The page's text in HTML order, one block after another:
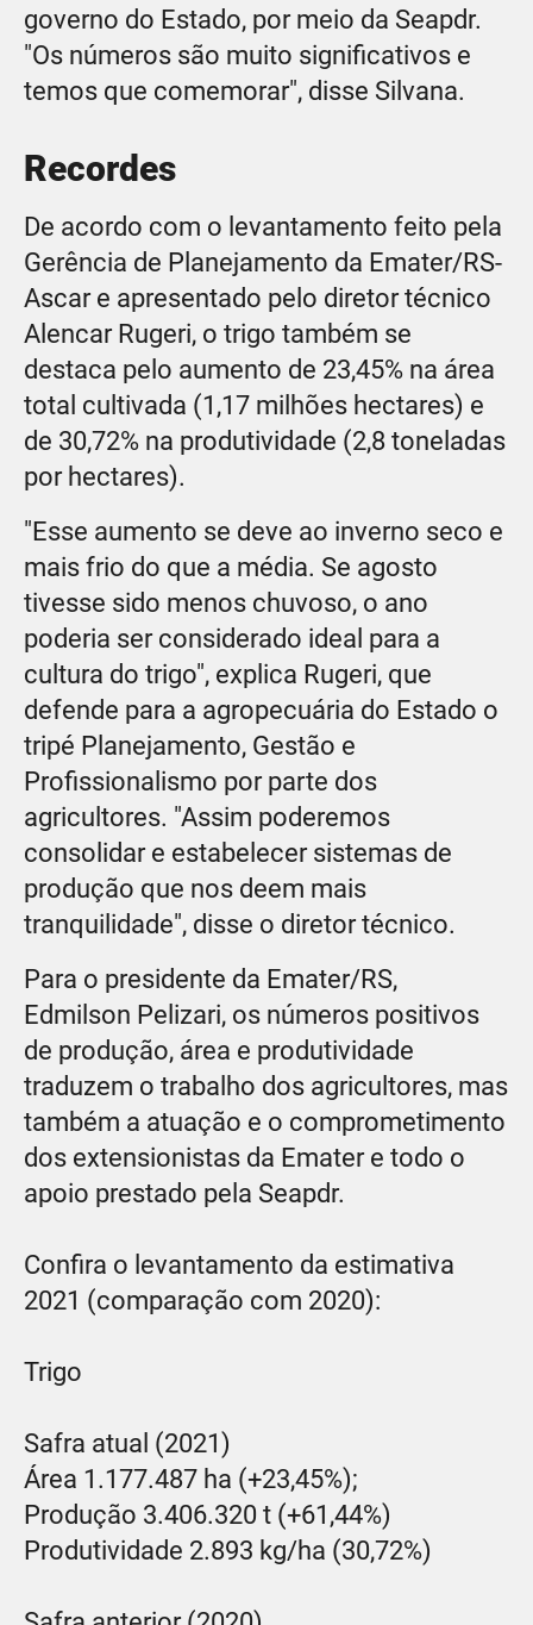
governo do Estado, por meio da Seapdr.
"Os números são muito significativos e
temos que comemorar", disse Silvana.
Recordes
De acordo com o levantamento feito pela
Gerência de Planejamento da Emater/RS-
Ascar e apresentado pelo diretor técnico
Alencar Rugeri, o trigo também se
destaca pelo aumento de 23,45% na área
total cultivada (1,17 milhões hectares) e
de 30,72% na produtividade (2,8 toneladas
por hectares).
"Esse aumento se deve ao inverno seco e
mais frio do que a média. Se agosto
tivesse sido menos chuvoso, o ano
poderia ser considerado ideal para a
cultura do trigo", explica Rugeri, que
defende para a agropecuária do Estado o
tripé Planejamento, Gestão e
Profissionalismo por parte dos
agricultores. "Assim poderemos
consolidar e estabelecer sistemas de
produção que nos deem mais
tranquilidade", disse o diretor técnico.
Para o presidente da Emater/RS,
Edmilson Pelizari, os números positivos
de produção, área e produtividade
traduzem o trabalho dos agricultores, mas
também a atuação e o comprometimento
dos extensionistas da Emater e todo o
apoio prestado pela Seapdr.
Confira o levantamento da estimativa
2021 (comparação com 2020):
Trigo
Safra atual (2021)
Área 1.177.487 ha (+23,45%);
Produção 3.406.320 t (+61,44%)
Produtividade 2.893 kg/ha (30,72%)